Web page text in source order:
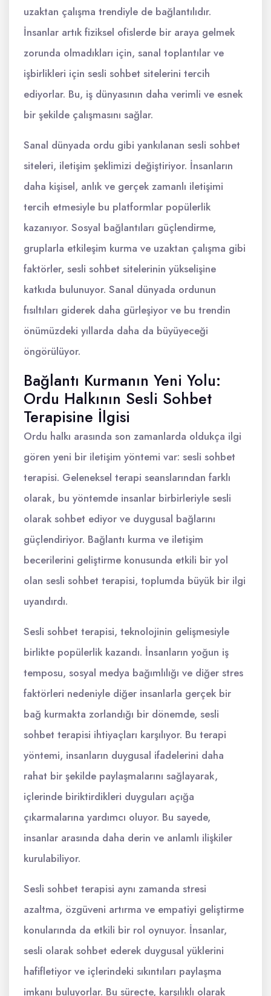
uzaktan çalışma trendiyle de bağlantılıdır.
İnsanlar artık fiziksel ofislerde bir araya gelmek
zorunda olmadıkları için, sanal toplantılar ve
işbirlikleri için sesli sohbet sitelerini tercih
ediyorlar. Bu, iş dünyasının daha verimli ve esnek
bir şekilde çalışmasını sağlar.
Sanal dünyada ordu gibi yankılanan sesli sohbet
siteleri, iletişim şeklimizi değiştiriyor. İnsanların
daha kişisel, anlık ve gerçek zamanlı iletişimi
tercih etmesiyle bu platformlar popülerlik
kazanıyor. Sosyal bağlantıları güçlendirme,
gruplarla etkileşim kurma ve uzaktan çalışma gibi
faktörler, sesli sohbet sitelerinin yükselişine
katkıda bulunuyor. Sanal dünyada ordunun
fısıltıları giderek daha gürleşiyor ve bu trendin
önümüzdeki yıllarda daha da büyüyeceği
öngörülüyor.
Bağlantı Kurmanın Yeni Yolu:
Ordu Halkının Sesli Sohbet
Terapisine İlgisi
Ordu halkı arasında son zamanlarda oldukça ilgi
gören yeni bir iletişim yöntemi var: sesli sohbet
terapisi. Geleneksel terapi seanslarından farklı
olarak, bu yöntemde insanlar birbirleriyle sesli
olarak sohbet ediyor ve duygusal bağlarını
güçlendiriyor. Bağlantı kurma ve iletişim
becerilerini geliştirme konusunda etkili bir yol
olan sesli sohbet terapisi, toplumda büyük bir ilgi
uyandırdı.
Sesli sohbet terapisi, teknolojinin gelişmesiyle
birlikte popülerlik kazandı. İnsanların yoğun iş
temposu, sosyal medya bağımlılığı ve diğer stres
faktörleri nedeniyle diğer insanlarla gerçek bir
bağ kurmakta zorlandığı bir dönemde, sesli
sohbet terapisi ihtiyaçları karşılıyor. Bu terapi
yöntemi, insanların duygusal ifadelerini daha
rahat bir şekilde paylaşmalarını sağlayarak,
içlerinde biriktirdikleri duyguları açığa
çıkarmalarına yardımcı oluyor. Bu sayede,
insanlar arasında daha derin ve anlamlı ilişkiler
kurulabiliyor.
Sesli sohbet terapisi aynı zamanda stresi
azaltma, özgüveni artırma ve empatiyi geliştirme
konularında da etkili bir rol oynuyor. İnsanlar,
sesli olarak sohbet ederek duygusal yüklerini
hafifletiyor ve içlerindeki sıkıntıları paylaşma
imkanı buluyorlar. Bu süreçte, karşılıklı olarak